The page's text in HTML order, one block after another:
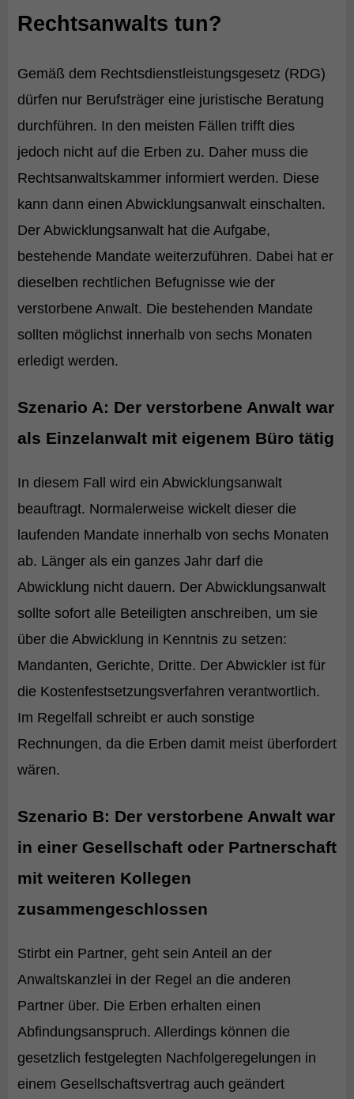
Rechtsanwalts tun?
Gemäß dem Rechtsdienstleistungsgesetz (RDG)
dürfen nur Berufsträger eine juristische Beratung
durchführen. In den meisten Fällen trifft dies
jedoch nicht auf die Erben zu. Daher muss die
Rechtsanwaltskammer informiert werden. Diese
kann dann einen Abwicklungsanwalt einschalten.
Der Abwicklungsanwalt hat die Aufgabe,
bestehende Mandate weiterzuführen. Dabei hat er
dieselben rechtlichen Befugnisse wie der
verstorbene Anwalt. Die bestehenden Mandate
sollten möglichst innerhalb von sechs Monaten
erledigt werden.
Szenario A: Der verstorbene Anwalt war
als Einzelanwalt mit eigenem Büro tätig
In diesem Fall wird ein Abwicklungsanwalt
beauftragt. Normalerweise wickelt dieser die
laufenden Mandate innerhalb von sechs Monaten
ab. Länger als ein ganzes Jahr darf die
Abwicklung nicht dauern. Der Abwicklungsanwalt
sollte sofort alle Beteiligten anschreiben, um sie
über die Abwicklung in Kenntnis zu setzen:
Mandanten, Gerichte, Dritte. Der Abwickler ist für
die Kostenfestsetzungsverfahren verantwortlich.
Im Regelfall schreibt er auch sonstige
Rechnungen, da die Erben damit meist überfordert
wären.
Szenario B: Der verstorbene Anwalt war
in einer Gesellschaft oder Partnerschaft
mit weiteren Kollegen
zusammengeschlossen
Stirbt ein Partner, geht sein Anteil an der
Anwaltskanzlei in der Regel an die anderen
Partner über. Die Erben erhalten einen
Abfindungsanspruch. Allerdings können die
gesetzlich festgelegten Nachfolgeregelungen in
einem Gesellschaftsvertrag auch geändert